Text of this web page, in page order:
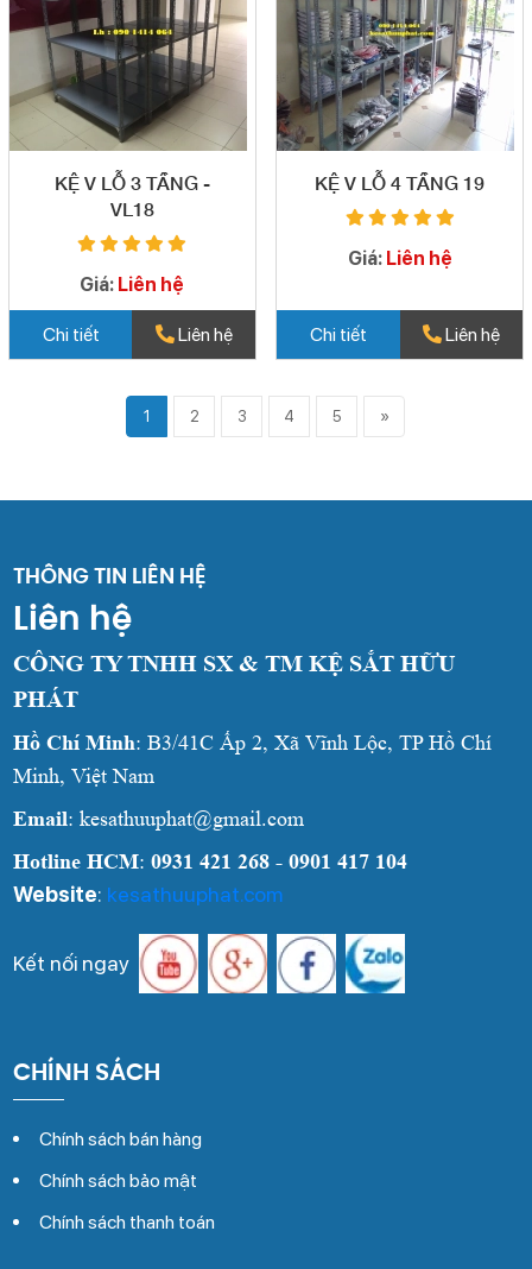
KỆ V LỖ 3 TẦNG -
VL18
Giá: Liên hệ
Chi tiết Liên hệ
KỆ V LỖ 4 TẦNG 19
Giá: Liên hệ
Chi tiết Liên hệ
1 2 3 4 5 »
THÔNG TIN LIÊN HỆ
Liên hệ
CÔNG TY TNHH SX & TM KỆ SẮT HỮU
PHÁT
Hồ Chí Minh: B3/41C Ấp 2, Xã Vĩnh Lộc, TP Hồ Chí
Minh, Việt Nam
Email: kesathuuphat@gmail.com
Hotline HCM:0931 421 268 - 0901 417 104
Website: kesathuuphat.com
Kết nối ngay
CHÍNH SÁCH
Chính sách bán hàng
Chính sách bảo mật
Chính sách thanh toán